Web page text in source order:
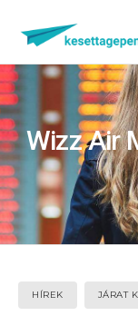
Wizz Air
HÍREK JÁRAT